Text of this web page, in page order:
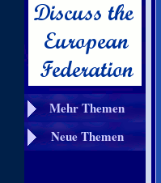
Mehr Themen
Neue Themen